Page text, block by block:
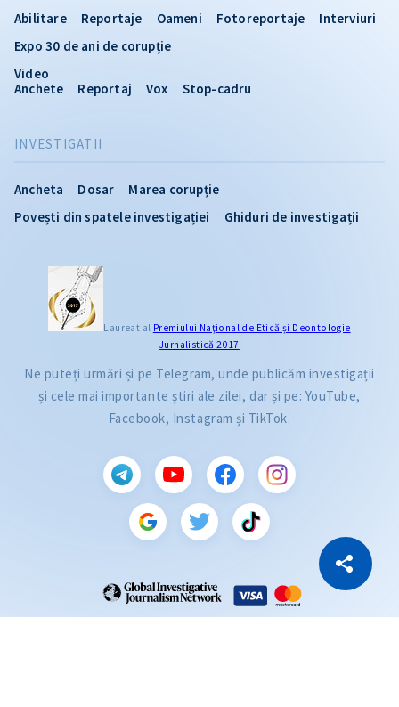
Copiază Link
INVESTIGATII
Ancheta Dosar
Marea corupție
Povești din spatele investigației
Ghiduri de investigații
Abilitare Reportaje Oameni Fotoreportaje
Interviuri
Expo 30 de ani de corupție
Video
Anchete
Reportaj Vox Stop-cadru
Laureat al Premiului Naţional de Etică și Deontologie
Jurnalistică 2017
Ne puteți urmări și pe Telegram, unde publicăm investigații
și cele mai importante știri ale zilei, dar și pe: YouTube,
Facebook, Instagram și TikTok.